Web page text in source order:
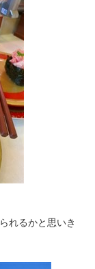
れるかと思いき